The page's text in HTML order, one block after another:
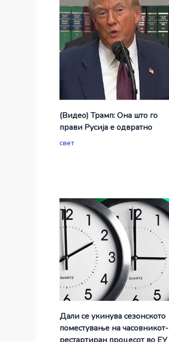
(Видео) Трамп: Она што го
прави Русија е одвратно
свет
Дали се укинува сезонското
поместување на часовникот-
рестартиран процесот во ЕУ